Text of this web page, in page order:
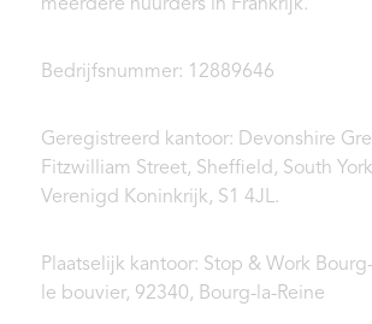
meerdere huurders in Frankrijk.
Bedrijfsnummer: 12889646
Geregistreerd kantoor: Devonshire
Fitzwilliam Street, Sheffield, South
Verenigd Koninkrijk, S1 4JL.
Plaatselijk kantoor: Stop & Work
le bouvier, 92340, Bourg-la-Reine